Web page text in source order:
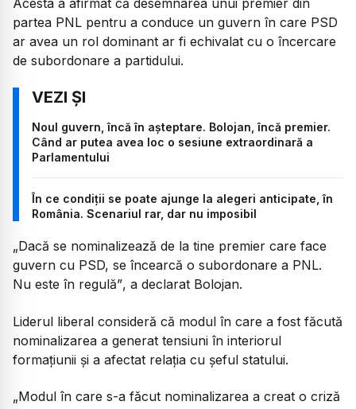
partea PNL pentru a conduce un guvern în care PSD
ar avea un rol dominant ar fi echivalat cu o încercare
de subordonare a partidului.
Noul guvern, încă în așteptare. Bolojan, încă premier.
Când ar putea avea loc o sesiune extraordinară a
Parlamentului
În ce condiții se poate ajunge la alegeri anticipate, în
România. Scenariul rar, dar nu imposibil
„Dacă se nominalizează de la tine premier care face
guvern cu PSD, se încearcă o subordonare a PNL.
Nu este în regulă”, a declarat Bolojan.
Liderul liberal consideră că modul în care a fost făcută
nominalizarea a generat tensiuni în interiorul
formațiunii și a afectat relația cu șeful statului.
„Modul în care s-a făcut nominalizarea a creat o criză